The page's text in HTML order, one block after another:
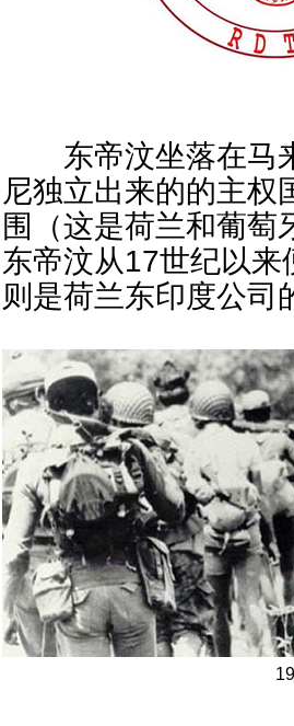
东帝汶坐落在马来
尼独立出来的的主权
围（这是荷兰和葡萄
东帝汶从17世纪以
则是荷兰东印度公司